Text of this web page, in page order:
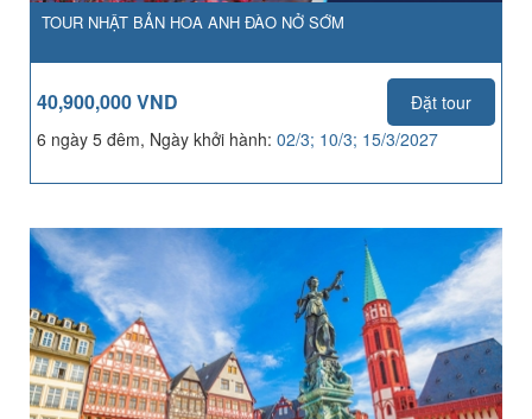
TOUR NHẬT BẢN HOA ANH ĐÀO NỞ SỚM
40,900,000 VND
Đặt tour
6 ngày 5 đêm, Ngày khởi hành: 02/3; 10/3; 15/3/2027